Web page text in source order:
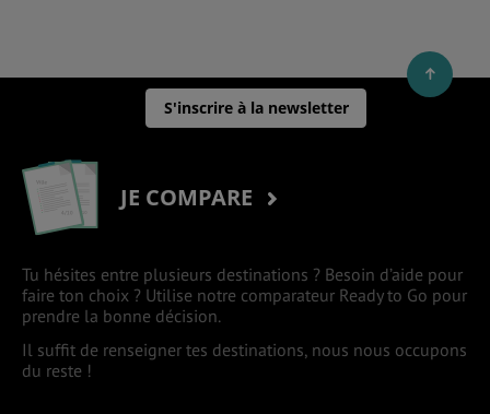
S'inscrire à la newsletter
JE COMPARE
Tu hésites entre plusieurs destinations ? Besoin d’aide pour
faire ton choix ? Utilise notre comparateur Ready to Go pour
prendre la bonne décision.
Il suffit de renseigner tes destinations, nous nous occupons
du reste !